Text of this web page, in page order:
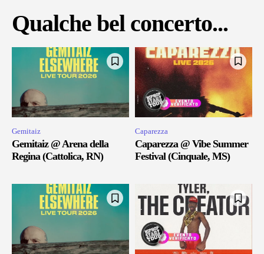
Qualche bel concerto...
Gemitaiz
Gemitaiz @ Arena della
Regina (Cattolica, RN)
Caparezza
Caparezza @ Vibe Summer
Festival (Cinquale, MS)